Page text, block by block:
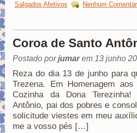
Salgados Afetivos
Nenhum
Coroa de Santo
Postado porjumarem 13 junho
Reza do dia 13 de junho para
Trezena. Em Homenagem
Cozinha da Dona
Antônio, pai dos pobres e
solicitude viestes em meu
me a vosso pés […]